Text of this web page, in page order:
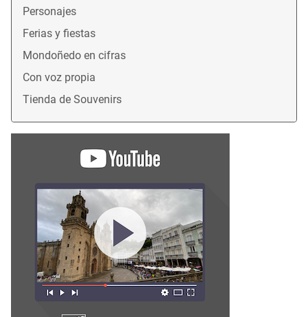
Personajes
Ferias y fiestas
Mondoñedo en cifras
Con voz propia
Tienda de Souvenirs